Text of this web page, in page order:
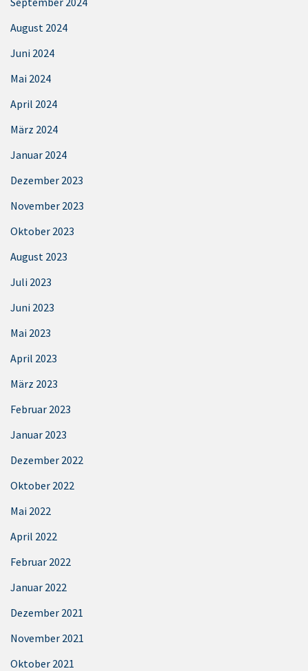
August 2024
Juni 2024
Mai 2024
April 2024
März 2024
Januar 2024
Dezember 2023
November 2023
Oktober 2023
August 2023
Juli 2023
Juni 2023
Mai 2023
April 2023
März 2023
Februar 2023
Januar 2023
Dezember 2022
Oktober 2022
Mai 2022
April 2022
Februar 2022
Januar 2022
Dezember 2021
November 2021
Oktober 2021